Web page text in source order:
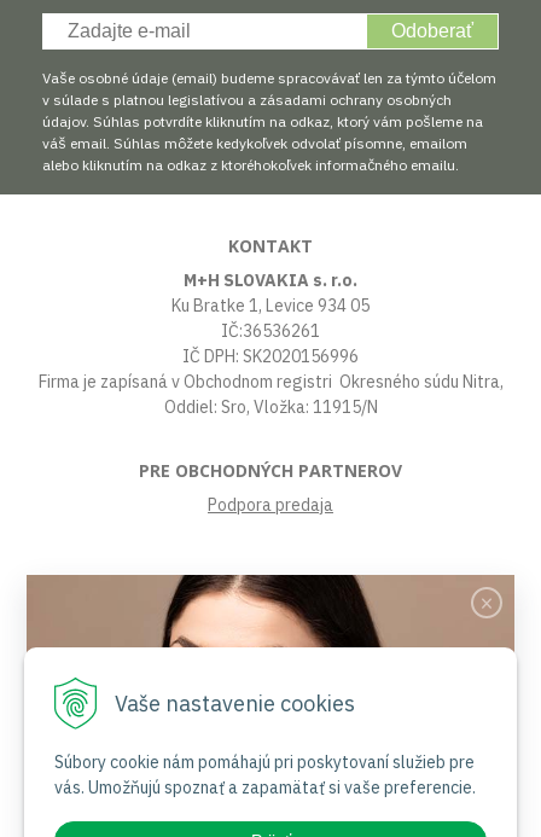
Vaše nastavenie cookies
Súbory cookie nám pomáhajú pri poskytovaní služieb pre
vás. Umožňujú spoznať a zapamätať si vaše preferencie.
Odoberať
Vaše osobné údaje (email) budeme spracovávať len za týmto účelom
v súlade s platnou legislatívou a zásadami ochrany osobných
údajov. Súhlas potvrdíte kliknutím na odkaz, ktorý vám pošleme na
váš email. Súhlas môžete kedykoľvek odvolať písomne, emailom
alebo kliknutím na odkaz z ktoréhokoľvek informačného emailu.
KONTAKT
M+H SLOVAKIA s. r.o.
Ku Bratke 1, Levice 934 05
IČ:36536261
IČ DPH: SK2020156996
Firma je zapísaná v Obchodnom registri Okresného súdu Nitra,
Oddiel: Sro, Vložka: 11915/N
PRE OBCHODNÝCH PARTNEROV
Podpora predaja
VŠETKO O NÁKUPE
Obchodné podmienky
Platby a poštovné
Ochrana osobných údajov
Certifikáty
NAŠE SOCIÁLNE SIETE
Jemnosť nesie jas